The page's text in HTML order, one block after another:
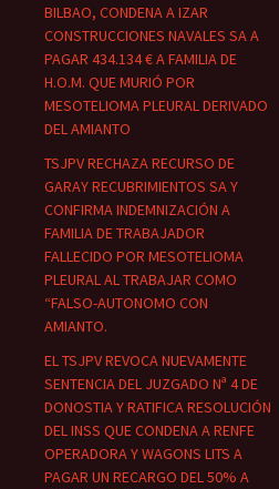
BILBAO, CONDENA A IZAR
CONSTRUCCIONES NAVALES SA A
PAGAR 434.134 € A FAMILIA DE
H.O.M. QUE MURIÓ POR
MESOTELIOMA PLEURAL DERIVADO
DEL AMIANTO
TSJPV RECHAZA RECURSO DE
GARAY RECUBRIMIENTOS SA Y
CONFIRMA INDEMNIZACIÓN A
FAMILIA DE TRABAJADOR
FALLECIDO POR MESOTELIOMA
PLEURAL AL TRABAJAR COMO
“FALSO-AUTONOMO CON
AMIANTO.
EL TSJPV REVOCA NUEVAMENTE
SENTENCIA DEL JUZGADO Nª 4 DE
DONOSTIA Y RATIFICA RESOLUCIÓN
DEL INSS QUE CONDENA A RENFE
OPERADORA Y WAGONS LITS A
PAGAR UN RECARGO DEL 50% A